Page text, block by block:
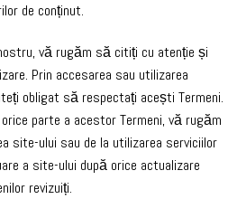
de conținut.
vă rugăm să citiți cu atenție și
Prin accesarea sau utilizarea
obligat să respectați acești Termeni.
parte a acestor Termeni, vă rugăm
site-ului sau de la utilizarea serviciilor
a site-ului după orice actualizare
revizuiți.